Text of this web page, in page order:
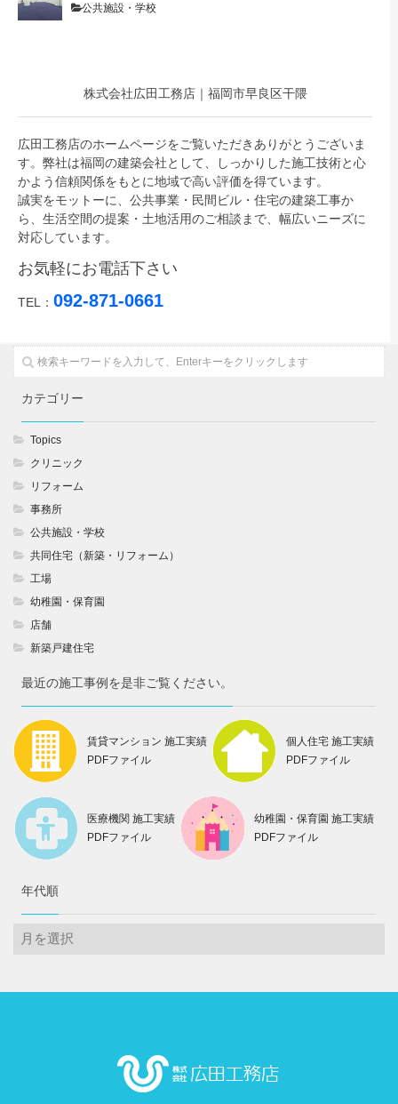
公共施設・学校
株式会社広田工務店｜福岡市早良区干隈
広田工務店のホームページをご覧いただきありがとうございま
す。弊社は福岡の建築会社として、しっかりした施工技術と心
かよう信頼関係をもとに地域で高い評価を得ています。
誠実をモットーに、公共事業・民間ビル・住宅の建築工事か
ら、生活空間の提案・土地活用のご相談まで、幅広いニーズに
対応しています。
お気軽にお電話下さい
TEL： 092-871-0661
カテゴリー
Topics
クリニック
リフォーム
事務所
公共施設・学校
共同住宅（新築・リフォーム）
工場
幼稚園・保育園
店舗
新築戸建住宅
最近の施工事例を是非ご覧ください。
賃貸マンション 施工実績
PDFファイル
個人住宅 施工実績
PDFファイル
医療機関 施工実績
PDFファイル
幼稚園・保育園 施工実績
PDFファイル
年代順
年